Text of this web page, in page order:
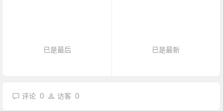
已是最后 已是最新
评论0 访客0